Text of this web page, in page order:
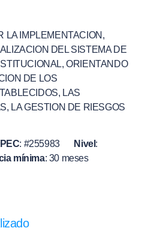
LA IMPLEMENTACION,
DEL SISTEMA DE
ORIENTANDO
DE LOS
LAS
LA GESTION DE RIESGOS
: #255983 Nivel :
mínima: 30 meses